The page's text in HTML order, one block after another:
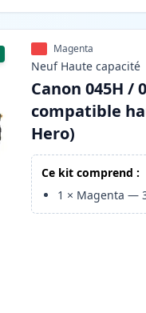
Magenta
Neuf Haute capacité
Canon 045H /
compatible
Hero)
Ce kit comprend :
1 × Magenta —